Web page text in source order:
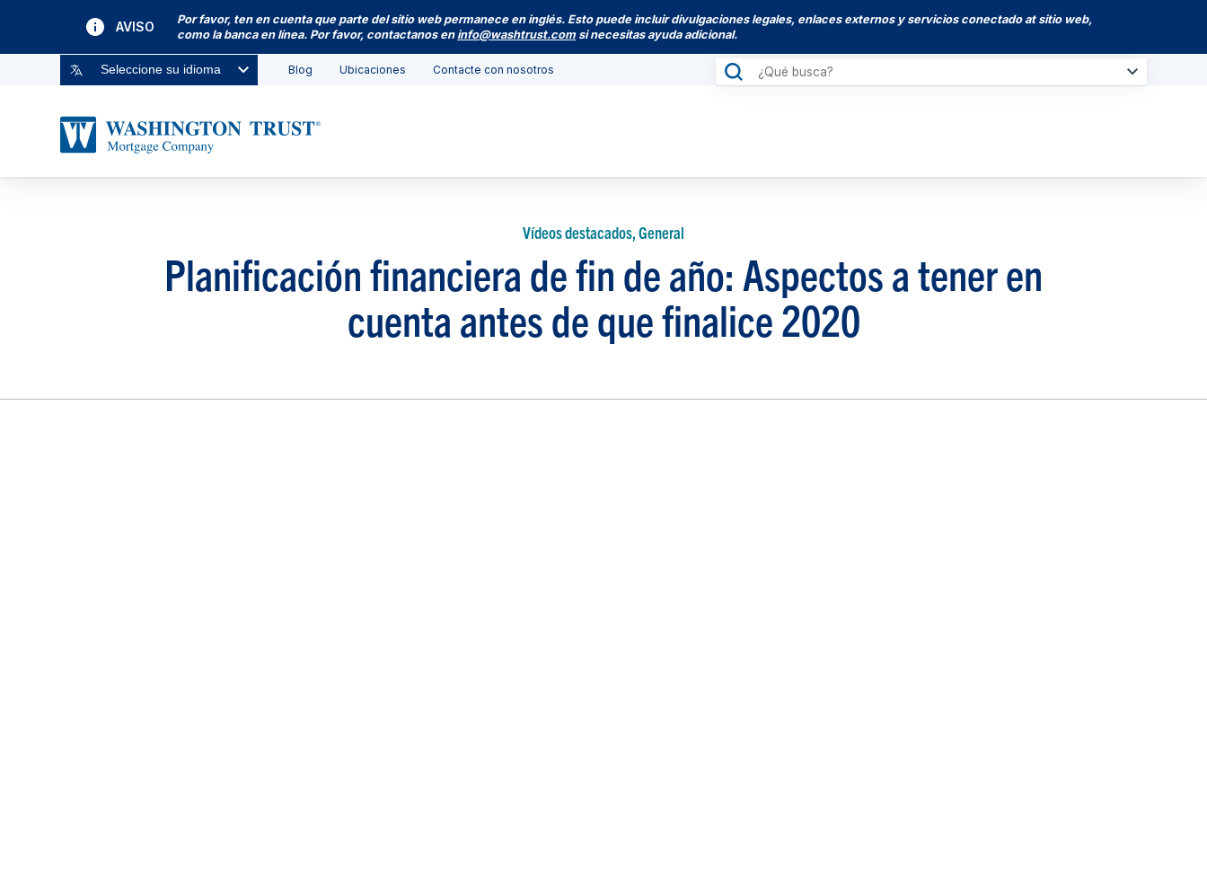
AVISO
Por favor, ten en cuenta que parte del sitio web permanece en inglés. Esto puede incluir divulgaciones legales, enlaces externos y servicios conectado at sitio web,
como la banca en línea. Por favor, contactanos en info@washtrust.com si necesitas ayuda adicional.
Seleccione su idioma Blog Ubicaciones Contacte con nosotros
Vídeos destacados, General
Planificación financiera de fin de año: Aspectos a tener en
cuenta antes de que finalice 2020